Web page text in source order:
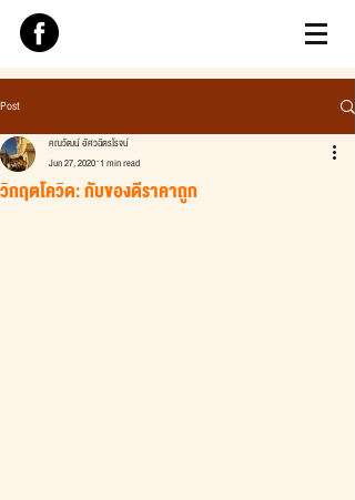
Post
วิกฤตโควิด: กับของดีราคาถูก
คณวัฒน์ อัศวฉัตรโรจน์
Jun 27, 2020 1 min read